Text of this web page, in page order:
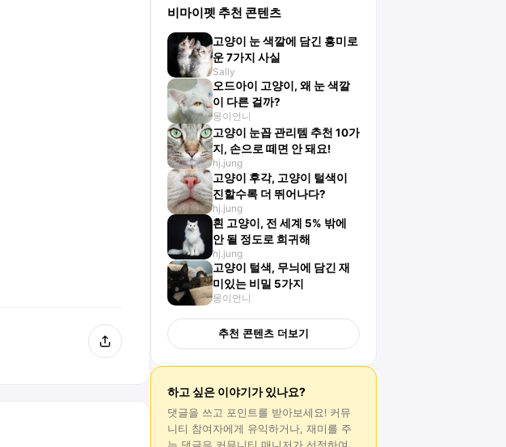
비마이펫 추천 콘텐츠
고양이 눈 색깔에 담긴 흥미로
운 7가지 사실
Sally
오드아이 고양이, 왜 눈 색깔
이 다른 걸까?
몽이언니
고양이 눈꼽 관리템 추천 10가
지, 손으로 떼면 안 돼요!
hj.jung
고양이 후각, 고양이 털색이
진할수록 더 뛰어나다?
hj.jung
흰 고양이, 전 세계 5% 밖에
안 될 정도로 희귀해
hj.jung
고양이 털색, 무늬에 담긴 재
미있는 비밀 5가지
몽이언니
추천 콘텐츠 더보기
하고 싶은 이야기가 있나요?
댓글을 쓰고 포인트를 받아보세요! 커뮤
니티 참여자에게 유익하거나, 재미를 주